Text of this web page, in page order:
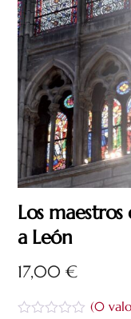
Los
a León
17,00€
(0